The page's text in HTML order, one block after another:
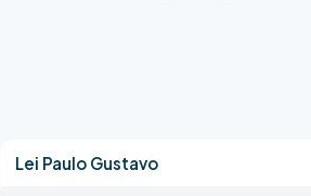
Lei Paulo Gustavo